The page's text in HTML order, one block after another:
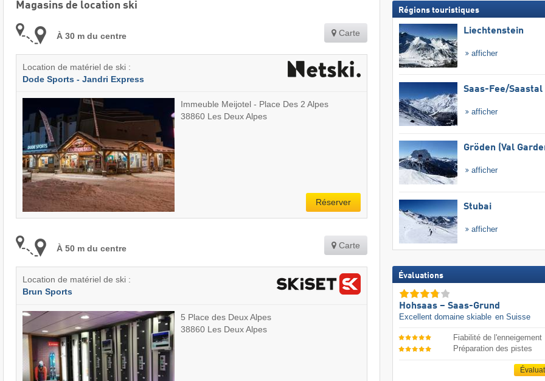
Magasins de location ski
À 30 m du centre Carte
Location de matériel de ski :
Dode Sports - Jandri Express
Immeuble Meijotel - Place Des 2 Alpes
38860 Les Deux Alpes
Réserver
À 50 m du centre Carte
Location de matériel de ski :
Brun Sports
5 Place des Deux Alpes
38860 Les Deux Alpes
Régions touristiques
Liechtenstein
afficher
Saas-Fee/​Saastal
afficher
Gröden (Val
afficher
Stubai
afficher
Évaluations
Hohsaas – Saas-Grund
Excellent domaine skiable en Suisse
Fiabilité de l'enneigement
Préparation des pistes